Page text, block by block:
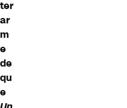
ter
ar
m
e
de
qu
e